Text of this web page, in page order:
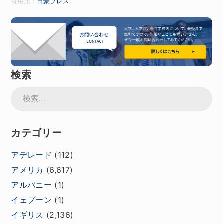
検索
カテゴリー
アデレード (112)
アメリカ (6,617)
アルバニー (1)
イェプーン (1)
イギリス (2,136)